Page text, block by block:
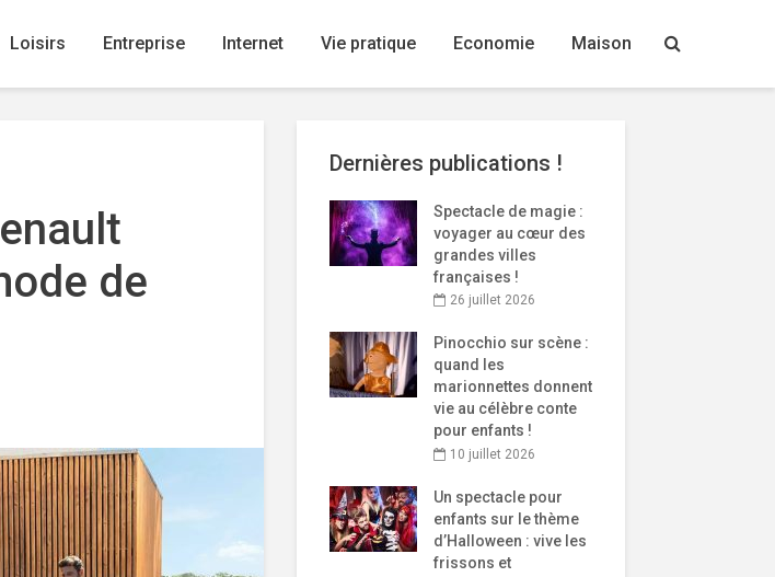
Loisirs Entreprise Internet Vie pratique Economie Maison
de
Dernières publications !
Spectacle de magie :
voyager au cœur des
grandes villes
françaises !
26 juillet 2026
Pinocchio sur scène :
quand les
marionnettes donnent
vie au célèbre conte
pour enfants !
10 juillet 2026
Un spectacle pour
enfants sur le thème
d’Halloween : vive les
frissons et